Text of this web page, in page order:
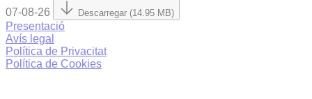
07-08-26 Descarregar (14.95 MB)
Presentació
Avís legal
Política de Privacitat
Política de Cookies